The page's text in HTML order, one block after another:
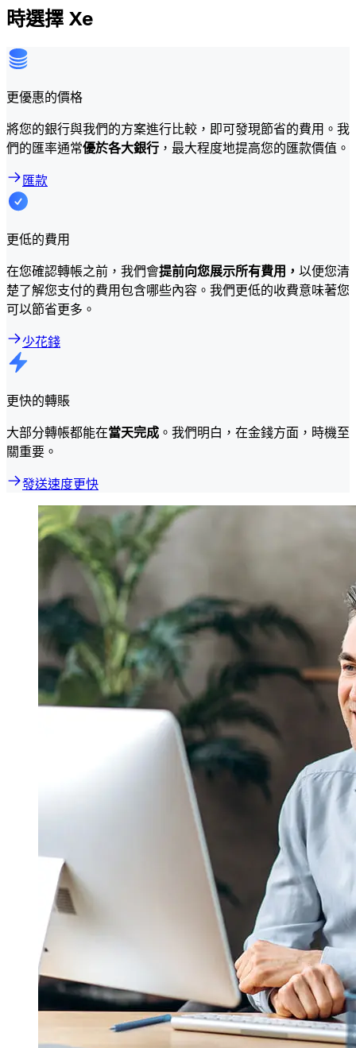
時選擇 Xe
更優惠的價格
將您的銀行與我們的方案進行比較，即可發現節省的費用。我
們的匯率通常優於各大銀行 ，最大程度地提高您的匯款價值。
匯款
更低的費用
在您確認轉帳之前，我們會提前向您展示所有費用， 以便您清
楚了解您支付的費用包含哪些內容。我們更低的收費意味著您
可以節省更多。
少花錢
更快的轉賬
大部分轉帳都能在當天完成 。我們明白，在金錢方面，時機至
關重要。
發送速度更快